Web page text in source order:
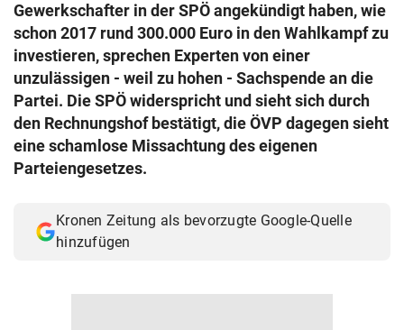
Gewerkschafter in der SPÖ angekündigt haben, wie
schon 2017 rund 300.000 Euro in den Wahlkampf zu
investieren, sprechen Experten von einer
unzulässigen - weil zu hohen - Sachspende an die
Partei. Die SPÖ widerspricht und sieht sich durch
den Rechnungshof bestätigt, die ÖVP dagegen sieht
eine schamlose Missachtung des eigenen
Parteiengesetzes.
Kronen Zeitung als bevorzugte Google-Quelle
hinzufügen